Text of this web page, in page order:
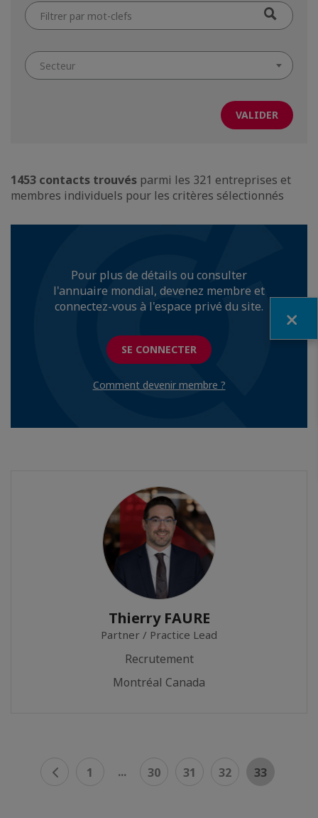
Filtrer
par
mot-
Secteur
1453 contacts trouvés parmi les 321 entreprises et
membres individuels pour les critères sélectionnés
Pour plus de détails ou consulter
l'annuaire mondial, devenez membre et
connectez-vous à l'espace privé du site.
SE CONNECTER
Comment devenir membre ?
Thierry FAURE
Partner / Practice Lead
Recrutement
Montréal Canada
1 ... 30 31 32 33